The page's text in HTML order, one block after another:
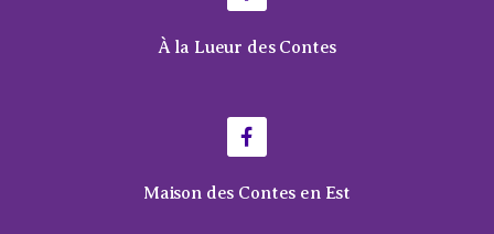
À la Lueur des Contes
Maison des Contes en Est